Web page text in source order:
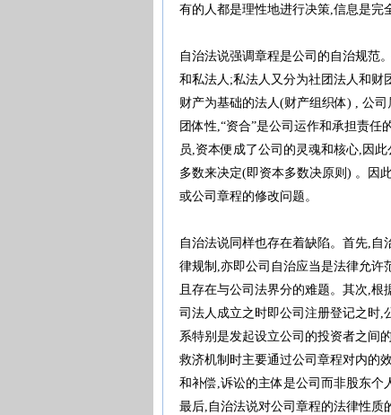
有的人都是理性地进行决策,信息是完
自治法说强调章程是公司的自治规范
和私法人;私法人又分为社团法人和财
财产为基础的法人(财产组织体) , 公司
团体性,“资合”是公司运作和承担责
员,资本便成了公司的灵魂和核心,因
多数来决定(即资本多数决原则) 。因
或公司章程的修改问题。
自治法说同样也存在着缺陷。首先,自
律规制,亦即公司自治应当是法律允许
且存在与公司法界分的难题。其次,
司法人成立之时即公司注册登记之时,
系特别是发起设立公司的投资者之间
救济机制时主要通过公司章程对内的
和补偿,诉讼的主体是公司而非股东个
最后,自治法说对公司章程的法律性质